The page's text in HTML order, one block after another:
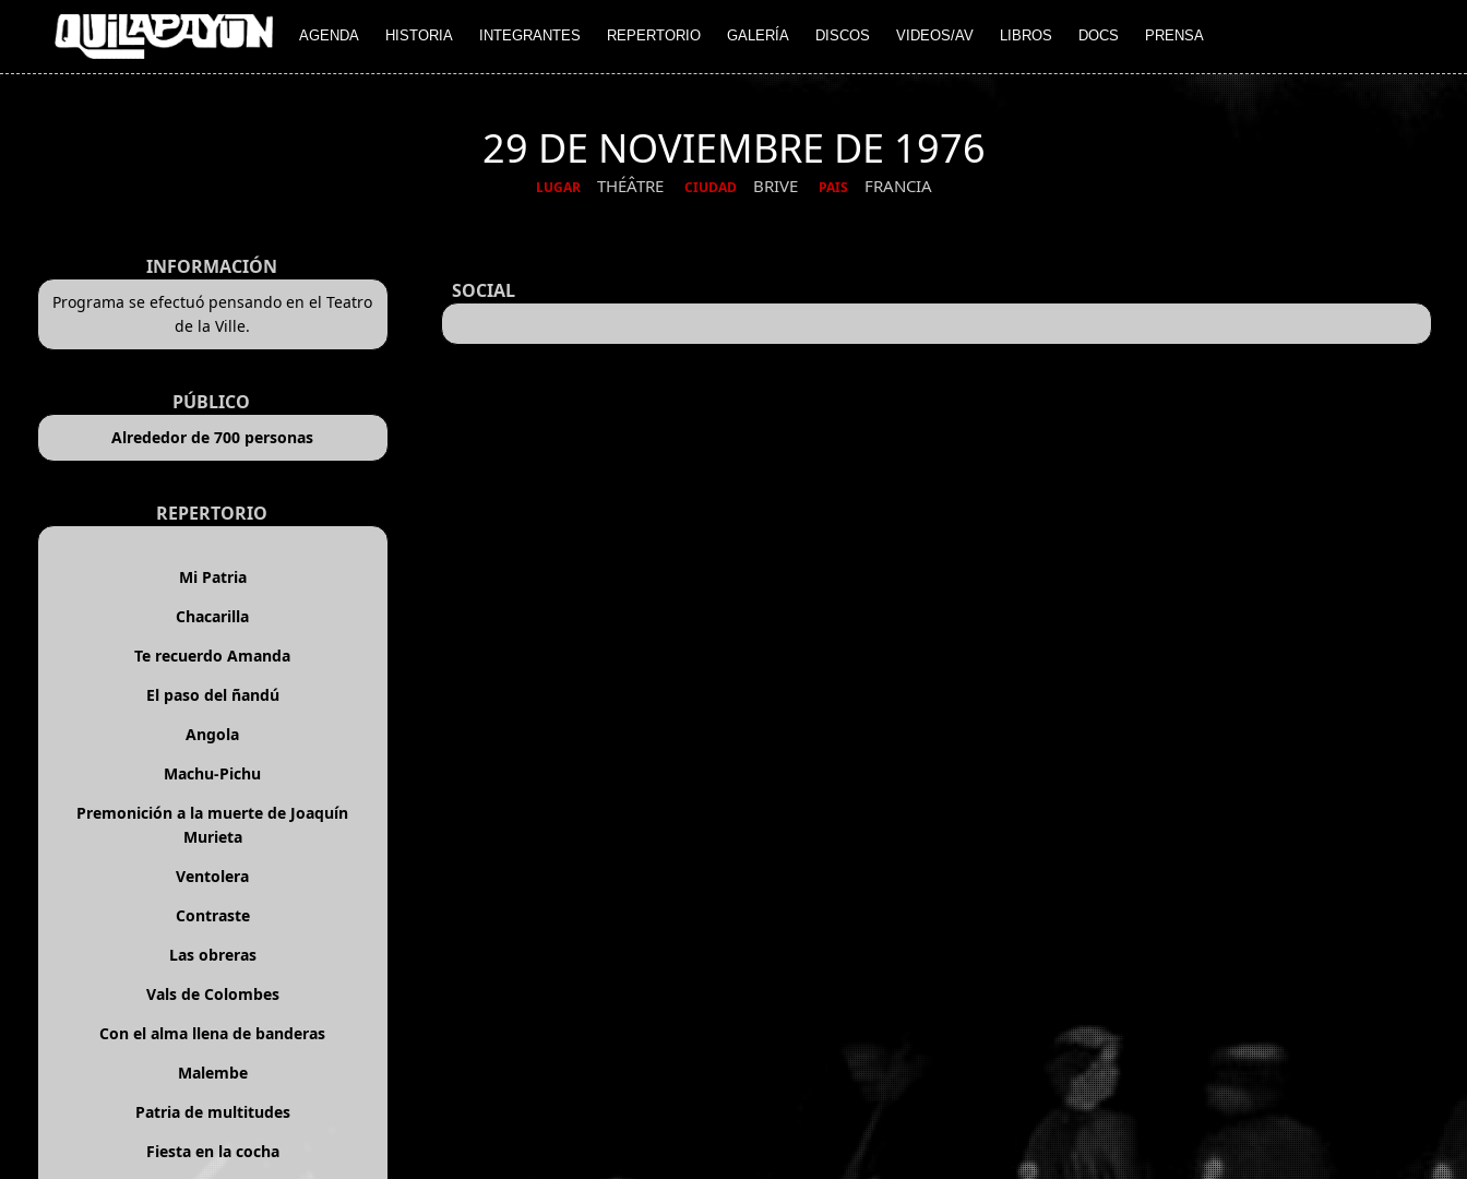
AGENDA HISTORIA INTEGRANTES REPERTORIO GALERÍA DISCOS VIDEOS/AV LIBROS DOCS PRENSA
29 DE NOVIEMBRE DE 1976
LUGAR THÉÂTRE CIUDAD BRIVE PAIS FRANCIA
INFORMACIÓN
Programa se efectuó pensando en el Teatro
de la Ville.
PÚBLICO
Alrededor de 700 personas
REPERTORIO
Mi Patria
Chacarilla
Te recuerdo Amanda
El paso del ñandú
Angola
Machu-Pichu
Premonición a la muerte de Joaquín
Murieta
Ventolera
Contraste
Las obreras
Vals de Colombes
Con el alma llena de banderas
Malembe
Patria de multitudes
Fiesta en la cocha
SOCIAL